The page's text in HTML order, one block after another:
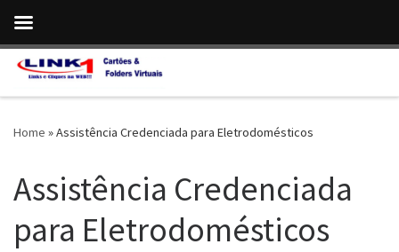
Skip to content
Home »Assistência Credenciada para Eletrodomésticos
Assistência Credenciada
para Eletrodomésticos